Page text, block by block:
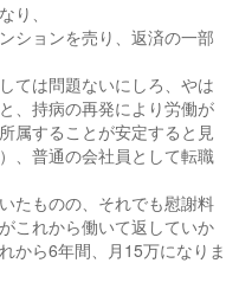
り、
ションを売り、返済の一部
ては問題ないにしろ、やは
、持病の再発により労働が
属することが安定すると見
、普通の会社員として転職
たものの、それでも慰謝料
これから働いて返していか
から6年間、月15万になりま